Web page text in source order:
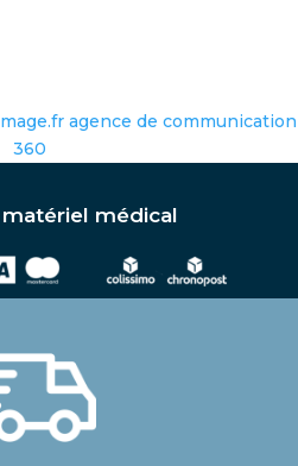
agence de communication
360
médical